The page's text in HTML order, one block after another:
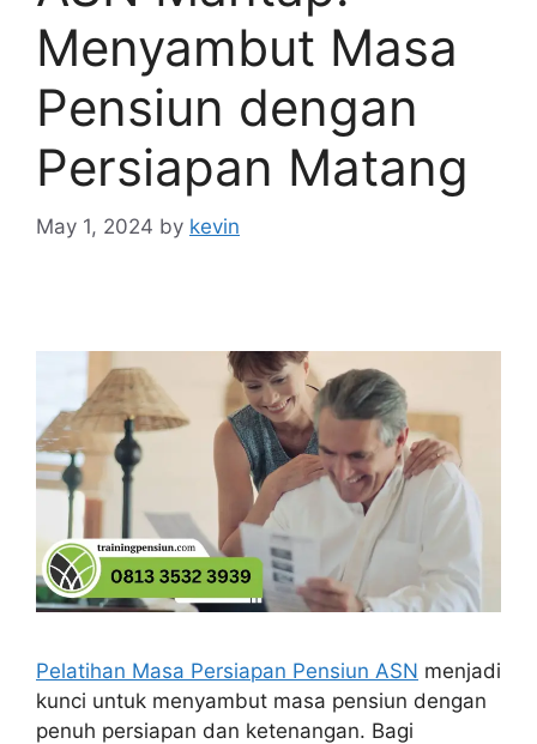
Menyambut Masa
Pensiun dengan
Persiapan Matang
May 1, 2024 by kevin
Pelatihan Masa Persiapan Pensiun ASN menjadi
kunci untuk menyambut masa pensiun dengan
penuh persiapan dan ketenangan. Bagi